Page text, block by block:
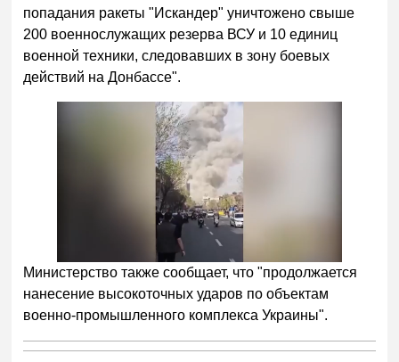
попадания ракеты "Искандер" уничтожено свыше
200 военнослужащих резерва ВСУ и 10 единиц
военной техники, следовавших в зону боевых
действий на Донбассе".
Министерство также сообщает, что "продолжается
нанесение высокоточных ударов по объектам
военно-промышленного комплекса Украины".